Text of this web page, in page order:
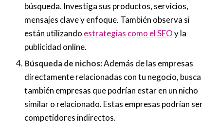
búsqueda. Investiga sus productos, servicios,
mensajes clave y enfoque. También observa si
están utilizando estrategias como el SEOy la
publicidad online.
Búsqueda de nichos:Además de las empresas
directamente relacionadas con tu negocio, busca
también empresas que podrían estar en un nicho
similar o relacionado. Estas empresas podrían ser
competidores indirectos.